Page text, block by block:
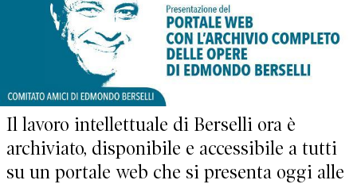
Il lavoro intellettuale di Berselli ora è
archiviato, disponibile e accessibile a tutti
su un portale web che si presenta oggi alle